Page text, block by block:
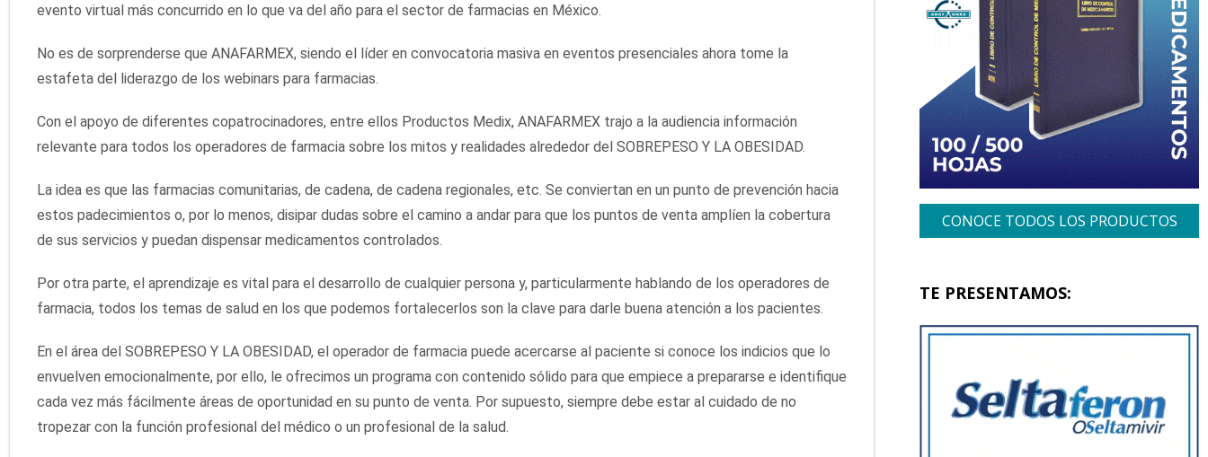
evento virtual más concurrido en lo que va del año para el sector de farmacias en México.
No es de sorprenderse que ANAFARMEX, siendo el líder en convocatoria masiva en eventos presenciales ahora tome la
estafeta del liderazgo de los webinars para farmacias.
Con el apoyo de diferentes copatrocinadores, entre ellos Productos Medix, ANAFARMEX trajo a la audiencia información
relevante para todos los operadores de farmacia sobre los mitos y realidades alrededor del SOBREPESO Y LA OBESIDAD.
La idea es que las farmacias comunitarias, de cadena, de cadena regionales, etc. Se conviertan en un punto de prevención hacia
estos padecimientos o, por lo menos, disipar dudas sobre el camino a andar para que los puntos de venta amplíen la cobertura
de sus servicios y puedan dispensar medicamentos controlados.
Por otra parte, el aprendizaje es vital para el desarrollo de cualquier persona y, particularmente hablando de los operadores de
farmacia, todos los temas de salud en los que podemos fortalecerlos son la clave para darle buena atención a los pacientes.
En el área del SOBREPESO Y LA OBESIDAD, el operador de farmacia puede acercarse al paciente si conoce los indicios que lo
envuelven emocionalmente, por ello, le ofrecimos un programa con contenido sólido para que empiece a prepararse e identifique
cada vez más fácilmente áreas de oportunidad en su punto de venta. Por supuesto, siempre debe estar al cuidado de no
tropezar con la función profesional del médico o un profesional de la salud.
CONOCE TODOS LOS PRODUCTOS
TE PRESENTAMOS: